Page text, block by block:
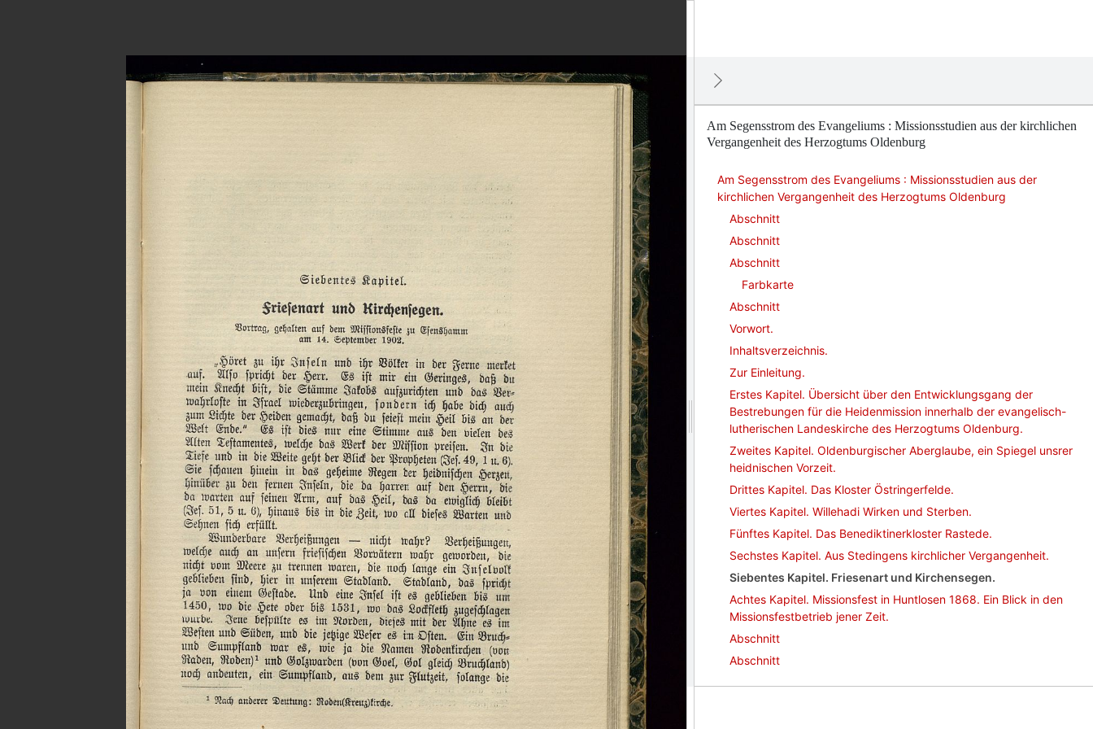
Am Segensstrom des Evangeliums : Missionsstudien aus der kirchlichen
Vergangenheit des Herzogtums Oldenburg
Am Segensstrom des Evangeliums : Missionsstudien aus der
kirchlichen Vergangenheit des Herzogtums Oldenburg
Abschnitt
Abschnitt
Abschnitt
Farbkarte
Abschnitt
Vorwort.
Inhaltsverzeichnis.
Zur Einleitung.
Erstes Kapitel. Übersicht über den Entwicklungsgang der
Bestrebungen für die Heidenmission innerhalb der evangelisch-
lutherischen Landeskirche des Herzogtums Oldenburg.
Zweites Kapitel. Oldenburgischer Aberglaube, ein Spiegel unsrer
heidnischen Vorzeit.
Drittes Kapitel. Das Kloster Östringerfelde.
Viertes Kapitel. Willehadi Wirken und Sterben.
Fünftes Kapitel. Das Benediktinerkloster Rastede.
Sechstes Kapitel. Aus Stedingens kirchlicher Vergangenheit.
Siebentes Kapitel. Friesenart und Kirchensegen.
Achtes Kapitel. Missionsfest in Huntlosen 1868. Ein Blick in den
Missionsfestbetrieb jener Zeit.
Abschnitt
Abschnitt